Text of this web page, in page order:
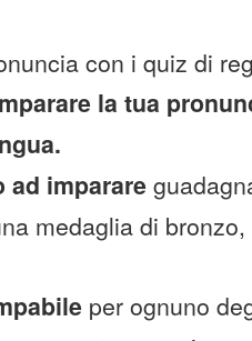
con i quiz di
la tua
ad imparare
medaglia di
per ognuno